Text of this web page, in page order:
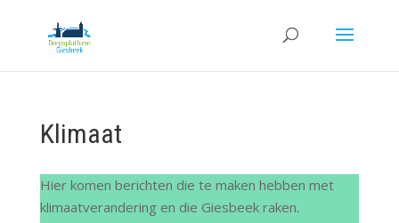
Klimaat
Hier komen berichten die te maken hebben met
klimaatverandering en die Giesbeek raken.